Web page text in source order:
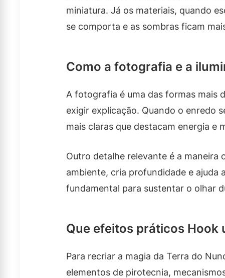
miniatura. Já os materiais, quando
se comporta e as sombras ficam
Como a fotografia e a
A fotografia é uma das formas mais
exigir explicação. Quando o enredo
mais claras que destacam energia e
Outro detalhe relevante é a maneira
ambiente, cria profundidade e ajuda
fundamental para sustentar o olhar
Que efeitos práticos Hook
Para recriar a magia da Terra do
elementos de pirotecnia,